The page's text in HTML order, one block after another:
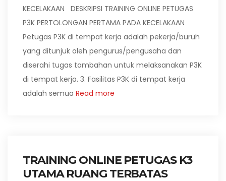
KECELAKAAN DESKRIPSI TRAINING ONLINE PETUGAS
P3K PERTOLONGAN PERTAMA PADA KECELAKAAN
Petugas P3K di tempat kerja adalah pekerja/buruh
yang ditunjuk oleh pengurus/pengusaha dan
diserahi tugas tambahan untuk melaksanakan P3K
di tempat kerja. 3. Fasilitas P3K di tempat kerja
adalah semua Read more
TRAINING ONLINE PETUGAS K3
UTAMA RUANG TERBATAS